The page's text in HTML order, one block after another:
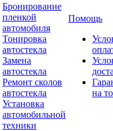
Бронирование
пленкой
автомобиля
Тонировка
автостекла
Замена
автостекла
Ремонт сколов
автостекла
Установка
автомобильной
техники
Помощь
на